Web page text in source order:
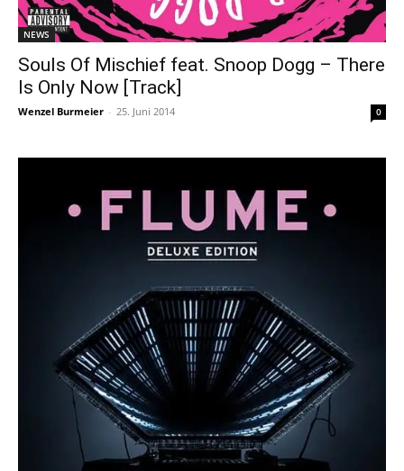
NEWS
Souls Of Mischief feat. Snoop Dogg – There
Is Only Now [Track]
Wenzel Burmeier - 25. Juni 2014 0